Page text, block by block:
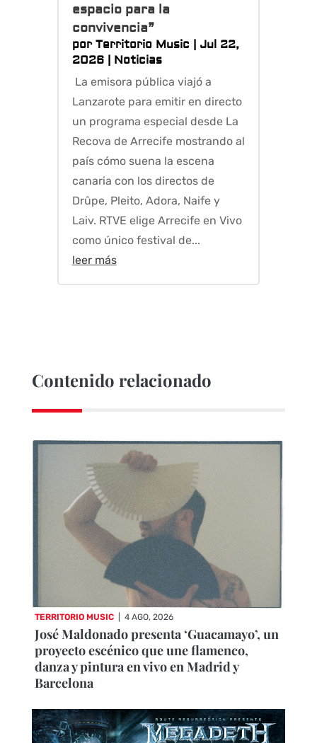
espacio para la
convivencia”
por Territorio Music | Jul 22,
2026| Noticias
La emisora pública viajó a
Lanzarote para emitir en directo
un programa especial desde La
Recova de Arrecife mostrando al
país cómo suena la escena
canaria con los directos de
Drûpe, Pleito, Adora, Naife y
Laiv. RTVE elige Arrecife en Vivo
como único festival de...
leer más
Contenido relacionado
TERRITORIO MUSIC 4 AGO, 2026
José Maldonado presenta ‘Guacamayo’, un
proyecto escénico que une flamenco,
danza y pintura en vivo en Madrid y
Barcelona